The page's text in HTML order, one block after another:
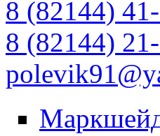
8 (82144)
8 (82144)